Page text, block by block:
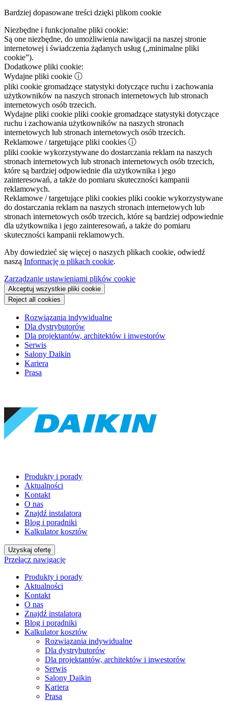
Bardziej dopasowane treści dzięki plikom cookie
Niezbędne i funkcjonalne pliki cookie:
Są one niezbędne, do umożliwienia nawigacji na naszej stronie
internetowej i świadczenia żądanych usług („minimalne pliki
cookie”).
Dodatkowe pliki cookie:
Wydajne pliki cookie ⓘ
pliki cookie gromadzące statystyki dotyczące ruchu i zachowania
użytkowników na naszych stronach internetowych lub stronach
internetowych osób trzecich.
Wydajne pliki cookie pliki cookie gromadzące statystyki dotyczące
ruchu i zachowania użytkowników na naszych stronach
internetowych lub stronach internetowych osób trzecich.
Reklamowe / targetujące pliki cookies ⓘ
pliki cookie wykorzystywane do dostarczania reklam na naszych
stronach internetowych lub stronach internetowych osób trzecich,
które są bardziej odpowiednie dla użytkownika i jego
zainteresowań, a także do pomiaru skuteczności kampanii
reklamowych.
Reklamowe / targetujące pliki cookies pliki cookie wykorzystywane
do dostarczania reklam na naszych stronach internetowych lub
stronach internetowych osób trzecich, które są bardziej odpowiednie
dla użytkownika i jego zainteresowań, a także do pomiaru
skuteczności kampanii reklamowych.
Aby dowiedzieć się więcej o naszych plikach cookie, odwiedź
naszą Informację o plikach cookie.
Zarządzanie ustawieniami plików cookie
Akceptuj wszystkie pliki cookie
Reject all cookies
Rozwiązania indywidualne
Dla dystrybutorów
Dla projektantów, architektów i inwestorów
Serwis
Salony Daikin
Kariera
Prasa
Produkty i porady
Aktualności
Kontakt
O nas
Znajdź instalatora
Blog i poradniki
Kalkulator kosztów
Uzyskaj ofertę
Przełącz nawigację
Produkty i porady
Aktualności
Kontakt
O nas
Znajdź instalatora
Blog i poradniki
Kalkulator kosztów
Rozwiązania indywidualne
Dla dystrybutorów
Dla projektantów, architektów i inwestorów
Serwis
Salony Daikin
Kariera
Prasa